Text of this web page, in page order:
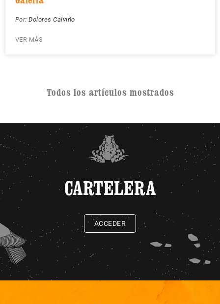
Por: Dolores Calviño
VER MÁS
Todos los artículos mostrados
CARTELERA
ACCEDER